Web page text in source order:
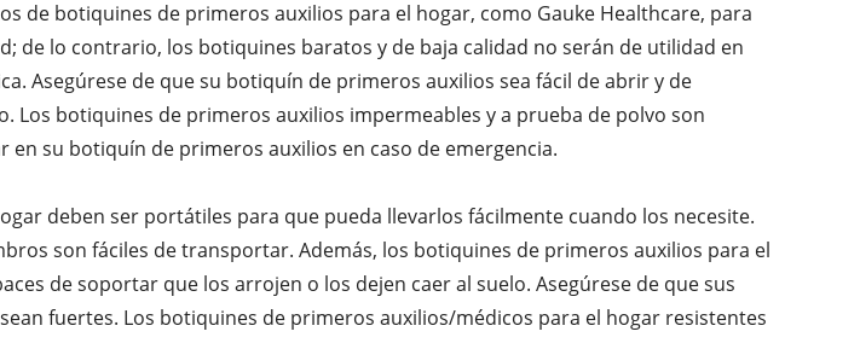
de botiquines de primeros auxilios para el hogar, como Gauke Healthcare, para
de lo contrario, los botiquines baratos y de baja calidad no serán de utilidad en
Asegúrese de que su botiquín de primeros auxilios sea fácil de abrir y de
Los botiquines de primeros auxilios impermeables y a prueba de polvo son
en su botiquín de primeros auxilios en caso de emergencia.
deben ser portátiles para que pueda llevarlos fácilmente cuando los necesite.
son fáciles de transportar. Además, los botiquines de primeros auxilios para el
de soportar que los arrojen o los dejen caer al suelo. Asegúrese de que sus
fuertes. Los botiquines de primeros auxilios/médicos para el hogar resistentes